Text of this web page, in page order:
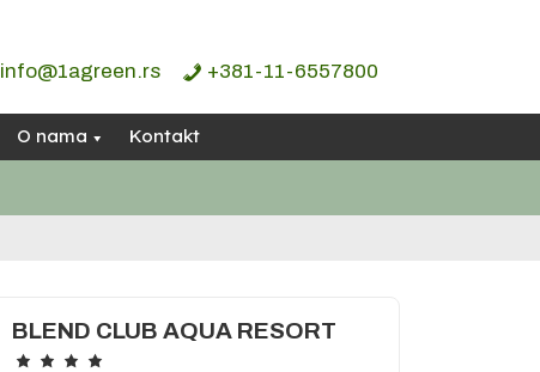
info@1agreen.rs +381-11-6557800
O nama Kontakt
BLEND CLUB AQUA RESORT